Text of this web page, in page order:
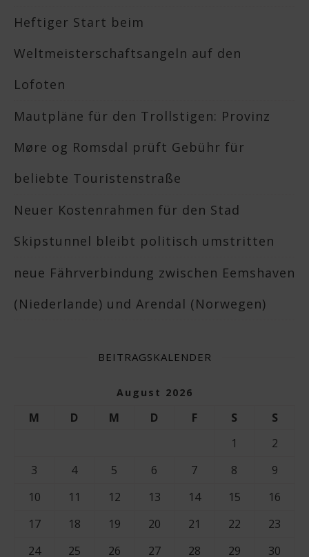
Heftiger Start beim
Weltmeisterschaftsangeln auf den
Lofoten
Mautpläne für den Trollstigen: Provinz
Møre og Romsdal prüft Gebühr für
beliebte Touristenstraße
Neuer Kostenrahmen für den Stad
Skipstunnel bleibt politisch umstritten
neue Fährverbindung zwischen Eemshaven
(Niederlande) und Arendal (Norwegen)
BEITRAGSKALENDER
August 2026
M D M D F S
S
1
2
3
4 5 6 7 8
9
10
11 12 13 14 15
16
17
18 19 20 21 22
23
24
25 26 27 28 29 30